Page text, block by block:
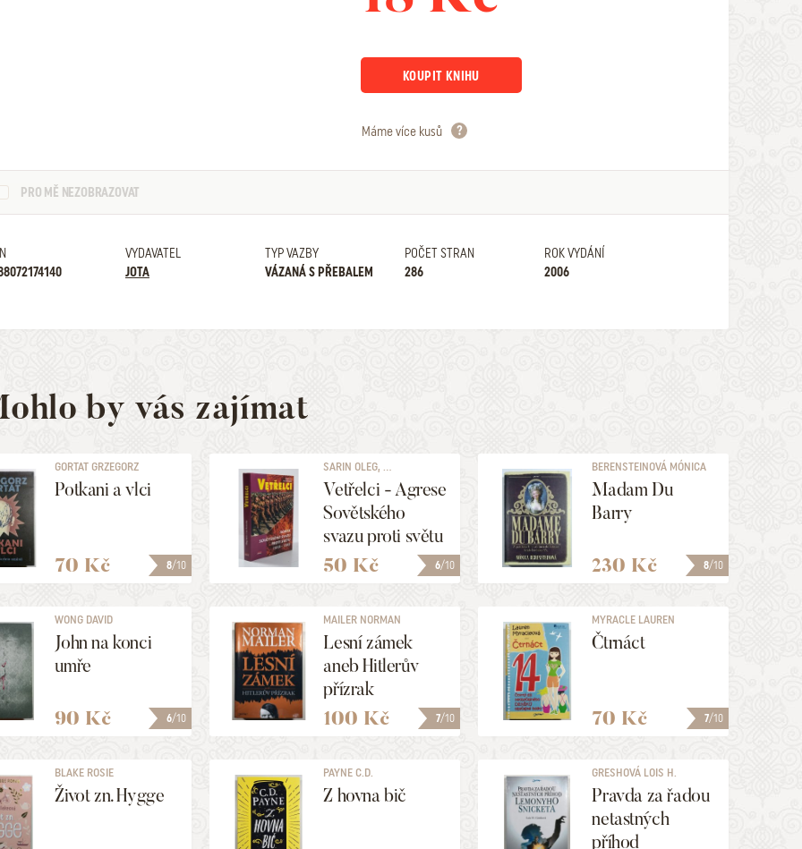
KOUPIT KNIHU
Máme více kusů
PRO MĚ NEZOBRAZOVAT
VYDAVATEL
JOTA
TYP VAZBY
VÁZANÁ S PŘEBALEM
POČET STRAN
286
ROK VYDÁNÍ
2006
by vás zajímat
8/10
GORTAT GRZEGORZ
Potkani a vlci
70 Kč 6/10
SARIN OLEG, ...
Vetřelci - Agrese
Sovětského
svazu proti světu
1919-1989
50 Kč 8/10
BERENSTEINOVÁ MÓNICA
Madam Du
Barry
230 Kč
6/10
WONG DAVID
John na konci
umře
90 Kč 7/10
MAILER NORMAN
Lesní zámek
aneb Hitlerův
přízrak
100 Kč 7/10
MYRACLE LAUREN
Čtrnáct
70 Kč
BLAKE ROSIE
Život zn. Hygge
PAYNE C.D.
Z hovna bič
GRESHOVÁ LOIS H.
Pravda za řadou
netastných
příhod